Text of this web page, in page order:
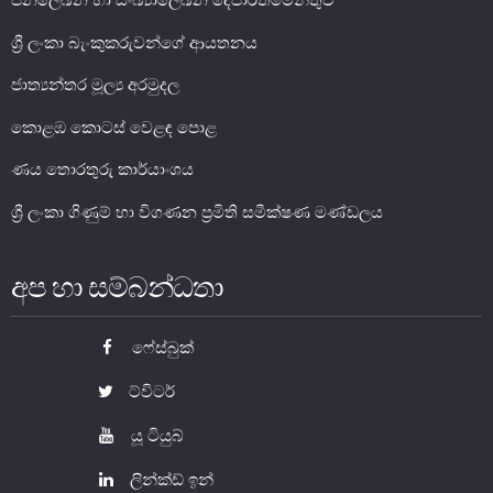
නෝට්ටු හා කාසි පිළිබඳ දැනුවත් වෙමු
ව්‍යවහාර මුදල් නෝට්ටු
සංසරණයේ පවතින කාසි
ව්‍යවහාර මුදල් කළමනාකරණය
ශ්‍රී ලංකා බැංකුකරුවන්ගේ ආයතනය
ජාත්‍යන්තර මූල්‍ය අරමුදල
කොළඹ කොටස් වෙළඳ පොළ
ණය තොරතුරු කාර්යාංශය
ශ්‍රී ලංකා ගිණුම් හා විගණන ප්‍රමිති සමීක්ෂණ මණ්ඩලය
අප හා සම්බන්ධතා
ෆේස්බුක්
ට්විටර්
යූ ටියුබ්
ලින්ක්ඩ් ඉන්